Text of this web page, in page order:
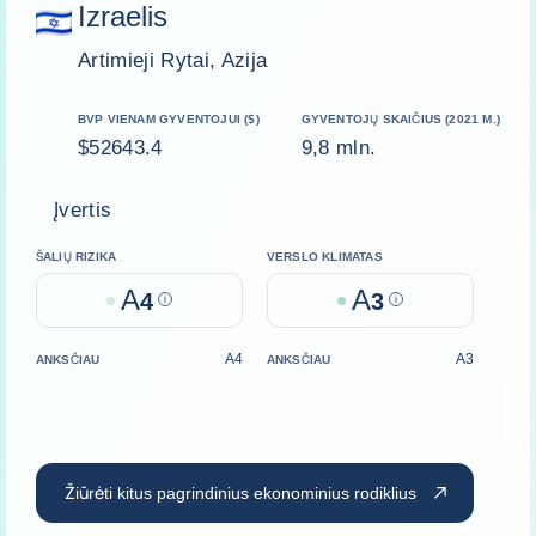
Izraelis
Artimieji Rytai, Azija
BVP VIENAM GYVENTOJUI ($)
$52643.4
GYVENTOJŲ SKAIČIUS (2021 M.)
9,8 mln.
Įvertis
ŠALIŲ RIZIKA
A4 Help
VERSLO KLIMATAS
A3 Help
ANKSČIAU A4 ANKSČIAU A3
Žiūrėti kitus pagrindinius ekonominius rodiklius